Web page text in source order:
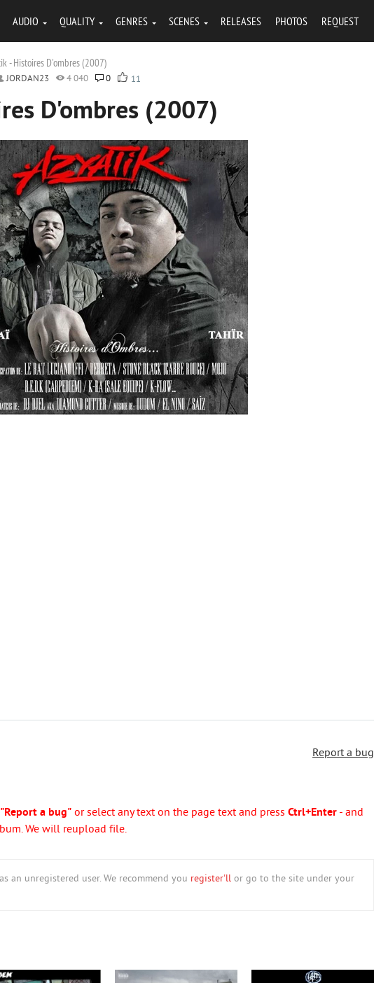
AUDIO QUALITY GENRES SCENES RELEASES PHOTOS REQUEST
- Histoires D'ombres (2007)
JORDAN23 4 040 0 11
D'ombres (2007)
Report a bug
"Report a bug" or select any text on the page text and press Ctrl+Enter - and
We will reupload file.
an unregistered user. We recommend you register'll or go to the site under your